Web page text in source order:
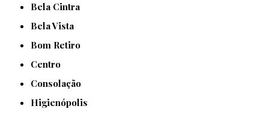
Bela Cintra
Bela Vista
Bom Retiro
Centro
Consolação
Higienópolis